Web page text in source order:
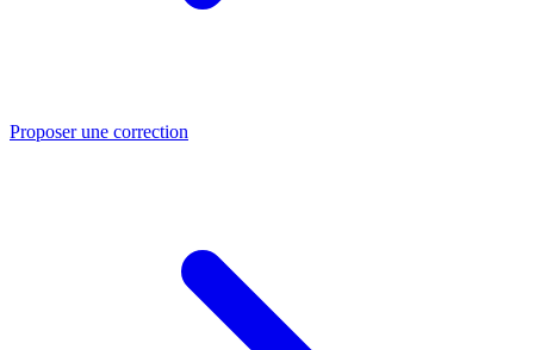
Proposer une correction